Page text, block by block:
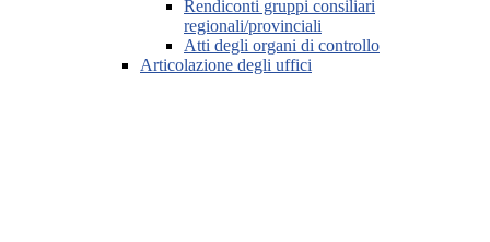
Rendiconti gruppi consiliari
regionali/provinciali
Atti degli organi di controllo
Articolazione degli uffici